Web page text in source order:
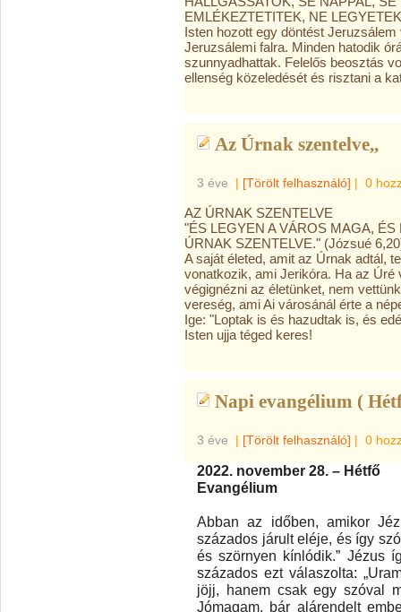
EMLÉKEZTETITEK, NE
Isten hozott egy döntést
Jeruzsálemi falra. Minden hatodik
szunnyadhattak. Felelős beosztás
ellenség közeledését és risztani a
Az Úrnak szentelve,,
3 éve | [Törölt felhasználó] | 0
AZ ÚRNAK SZENTELVE
"ÉS LEGYEN A VÁROS MAGA,
ÚRNAK SZENTELVE." (Józsué
Asaját életed, amit az Úrnak adtál,
vonatkozik, ami Jerikóra. Ha az Úré
végignézni az életünket, nem
vereség, ami Ai városánál érte a
Ige: "Loptak is és hazudtak is, és
Isten ujja téged keres!
Napi evangélium (
3 éve | [Törölt felhasználó] | 0
2022. november 28. – Hétfő
Evangélium
Abban az időben, amikor
százados járult eléje, és így
és szörnyen kínlódik.” Jézus
százados ezt válaszolta:
jöjj, hanem csak egy szóval
Jómagam, bár alárendelt